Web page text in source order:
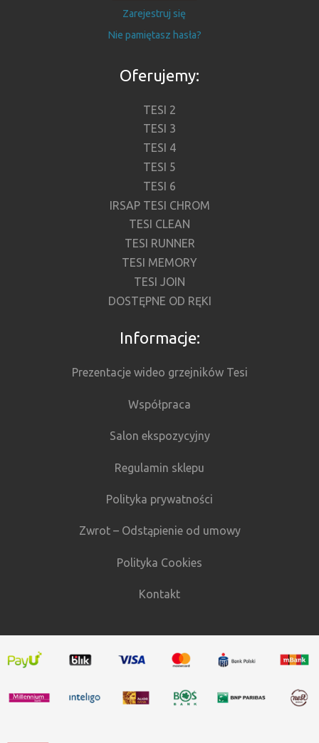
Zarejestruj się
Nie pamiętasz hasła?
Oferujemy:
TESI 2
TESI 3
TESI 4
TESI 5
TESI 6
IRSAP TESI CHROM
TESI CLEAN
TESI RUNNER
TESI MEMORY
TESI JOIN
DOSTĘPNE OD RĘKI
Informacje:
Prezentacje wideo grzejników Tesi
Współpraca
Salon ekspozycyjny
Regulamin sklepu
Polityka prywatności
Zwrot – Odstąpienie od umowy
Polityka Cookies
Kontakt